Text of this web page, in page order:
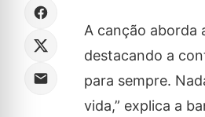
A canção aborda
destacando a
para sempre.
vida,” explica a